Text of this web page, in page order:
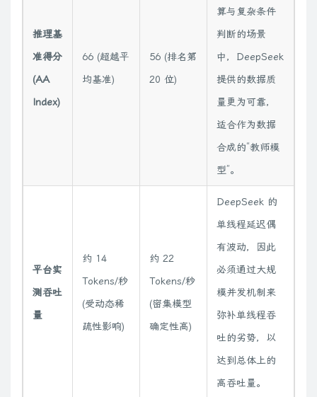
推理基
准得分
(AA
Index)
66 (超越平
均基准)
56 (排名第
20 位)
算与复杂条件
判断的场景
中，DeepSeek
提供的数据质
量更为可靠，
适合作为数据
合成的“教师模
型”。
平台实
测吞吐
量
约 14
Tokens/秒
(受动态稀
疏性影响)
约 22
Tokens/秒
(密集模型
确定性高)
DeepSeek 的
单线程延迟偶
有波动，因此
必须通过大规
模并发机制来
弥补单线程吞
吐的劣势，以
达到总体上的
高吞吐量。